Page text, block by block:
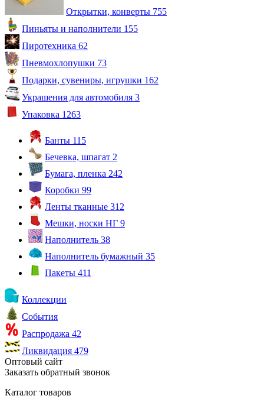
Открытки, конверты 755
Пиньяты и наполнители 155
Пиротехника 62
Пневмохлопушки 73
Подарки, сувениры, игрушки 162
Украшения для автомобиля 3
Упаковка 1263
Банты 115
Бечевка, шпагат 2
Бумага, пленка 242
Коробки 99
Ленты тканные 312
Мешки, носки НГ 9
Наполнитель 38
Наполнитель бумажный 35
Пакеты 411
Коллекции
События
Распродажа 42
Ликвидация 479
Оптовый сайт
Заказать обратный звонок
Каталог товаров